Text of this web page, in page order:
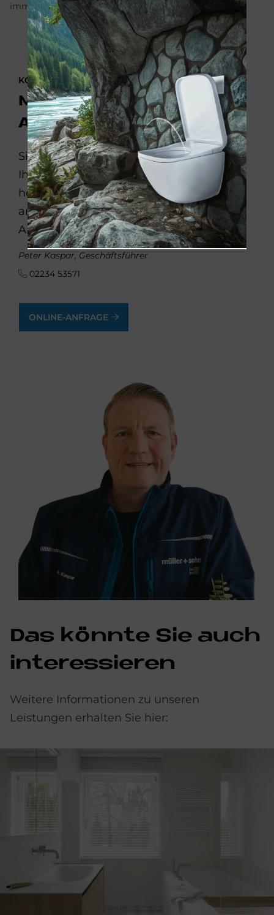
immer einen Schritt voraus zu sein.
KONTAKTIEREN SIE UNS!
Modernisierungs-
Anfrage
Sie möchten Ihr Bad, Ihre Heizung oder
Ihren Wohnraum modernisieren? Wir
helfen Ihnen gern. Rufen Sie uns einfach
an oder schicken Sie uns eine Online-
Anfrage:
Peter Kaspar, Geschäftsführer
02234 53571
ONLINE-ANFRAGE
Das könn­te Sie auch
in­ter­es­sie­ren
Weitere Informationen zu unseren
Leistungen erhalten Sie hier: